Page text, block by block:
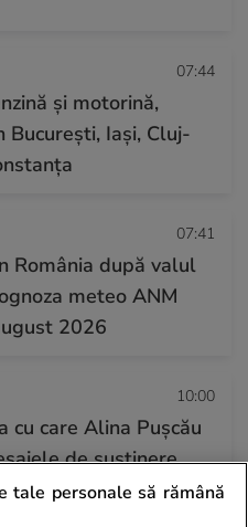
07:44
și motorină,
Iași, Cluj-
07:41
România după valul
meteo ANM
2026
10:00
cu care Alina Pușcău
de susținere
și Olga Barcari
tale personale să rămână